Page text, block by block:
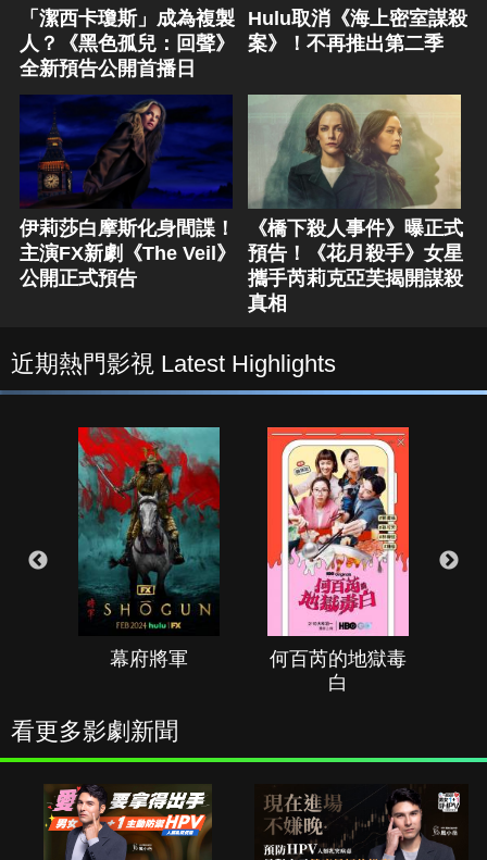
「潔西卡瓊斯」成為複製
人？《黑色孤兒：回聲》
全新預告公開首播日
Hulu取消《海上密室謀殺
案》！不再推出第二季
伊莉莎白摩斯化身間諜！
主演FX新劇《The Veil》
公開正式預告
《橋下殺人事件》曝正式
預告！《花月殺手》女星
攜手芮莉克亞芙揭開謀殺
真相
近期熱門影視 Latest Highlights
幕府將軍
何百芮的地獄毒
白
看更多影劇新聞